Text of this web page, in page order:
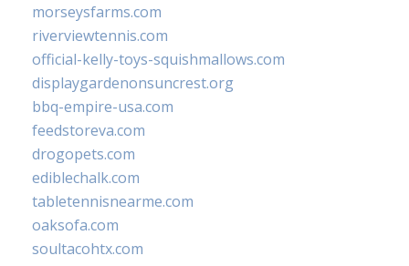
morseysfarms.com
riverviewtennis.com
official-kelly-toys-squishmallows.com
displaygardenonsuncrest.org
bbq-empire-usa.com
feedstoreva.com
drogopets.com
ediblechalk.com
tabletennisnearme.com
oaksofa.com
soultacohtx.com